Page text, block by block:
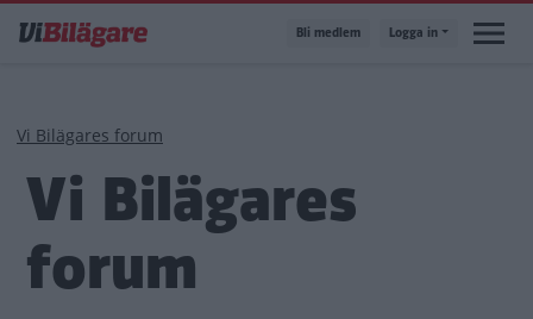
till
Bli medlem Logga in
Länkstig
Vi Bilägares forum
Vi Bilägares
forum